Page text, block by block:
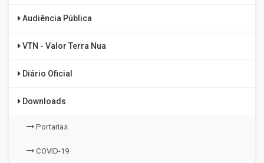
Audiência Pública
VTN - Valor Terra Nua
Diário Oficial
Downloads
Portarias
COVID-19